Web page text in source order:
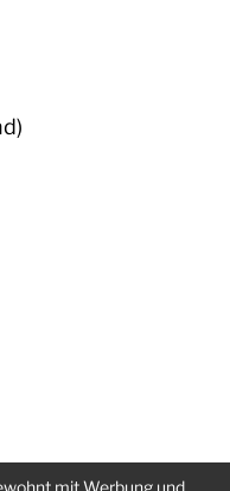
mit Werbung und